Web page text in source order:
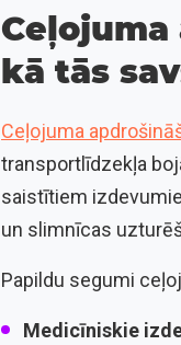
Ceļojuma
kā tās
Ceļojuma
transportlīdzekļa
saistītiem
un slimnīcas
Papildu segumi
Medicīniskie